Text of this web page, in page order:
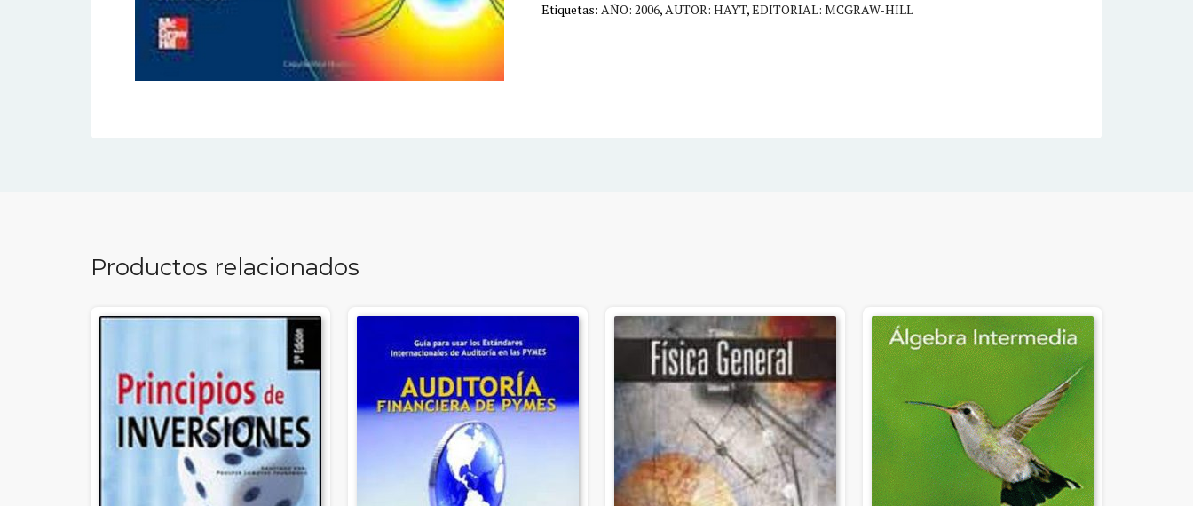
Etiquetas: AÑO: 2006,AUTOR: HAYT,EDITORIAL: MCGRAW-HILL
Productos relacionados